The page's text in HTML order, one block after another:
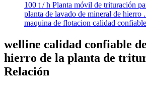
100 t / h Planta móvil de trituración
planta de lavado de mineral de hierro
maquina de flotacion calidad
welline calidad confiable
hierro de la planta de
Relación